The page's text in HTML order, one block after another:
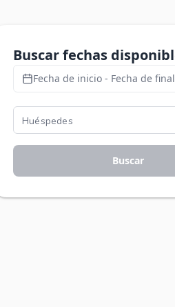
Buscar fechas
Fecha de inicio - Fecha de
Buscar